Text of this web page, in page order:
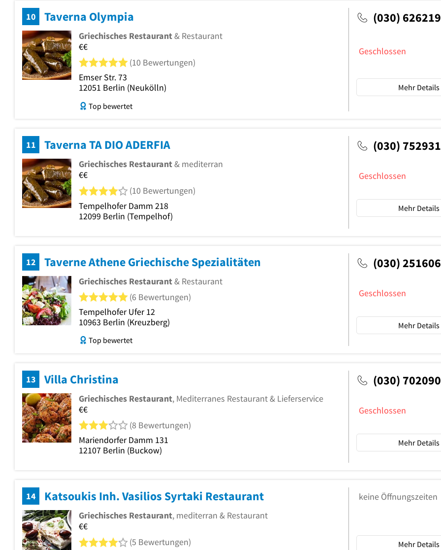
10 Taverna Olympia
Griechisches Restaurant& Restaurant
€€
5 von 5 Sternen
(10 Bewertungen)
Emser Str. 73
12051 Berlin (Neukölln)
Top bewertet
(030)
Geschlossen
Mehr Details
11 Taverna TA DIO ADERFIA
Griechisches Restaurant& mediterran
€€
4 von 5 Sternen
(10 Bewertungen)
Tempelhofer Damm 218
12099 Berlin (Tempelhof)
(030)
Geschlossen
Mehr Details
12 Taverne Athene Griechische Spezialitäten
Griechisches Restaurant& Restaurant
5 von 5 Sternen
(6 Bewertungen)
Tempelhofer Ufer 12
10963 Berlin (Kreuzberg)
Top bewertet
(030)
Geschlossen
Mehr Details
13 Villa Christina
Griechisches Restaurant, Mediterranes Restaurant & Lieferservice
€€
3 von 5 Sternen
(8 Bewertungen)
Mariendorfer Damm 131
12107 Berlin (Buckow)
(030)
Geschlossen
Mehr Details
14 Katsoukis Inh. Vasilios Syrtaki Restaurant
Griechisches Restaurant, mediterran & Restaurant
€€
4 von 5 Sternen
(5 Bewertungen)
keine Öffnungszeiten
Mehr Details